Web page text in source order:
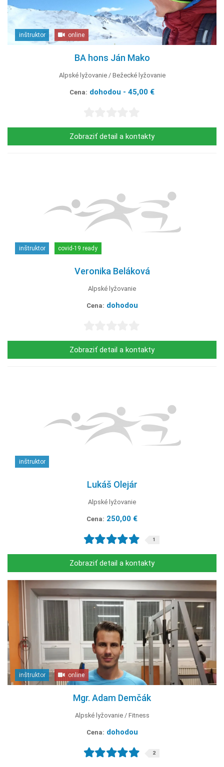
inštruktor online
BA hons Ján Mako
Alpské lyžovanie Bežecké lyžovanie
Cena: dohodou - 45,00 €
Zobraziť detail a kontakty
inštruktor covid-19 ready
Veronika Beláková
Alpské lyžovanie
Cena: dohodou
Zobraziť detail a kontakty
inštruktor
Lukáš Olejár
Alpské lyžovanie
Cena: 250,00 €
1
Zobraziť detail a kontakty
inštruktor online
Mgr. Adam Demčák
Alpské lyžovanie Fitness
Cena: dohodou
2